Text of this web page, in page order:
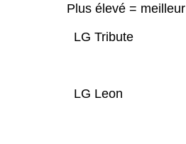
Plus élevé = meilleur
LG Leon
LG Tribute